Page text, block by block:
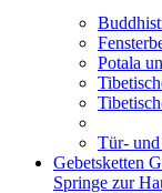
Potala
Tür- und
Gebetsketten
Springe zur